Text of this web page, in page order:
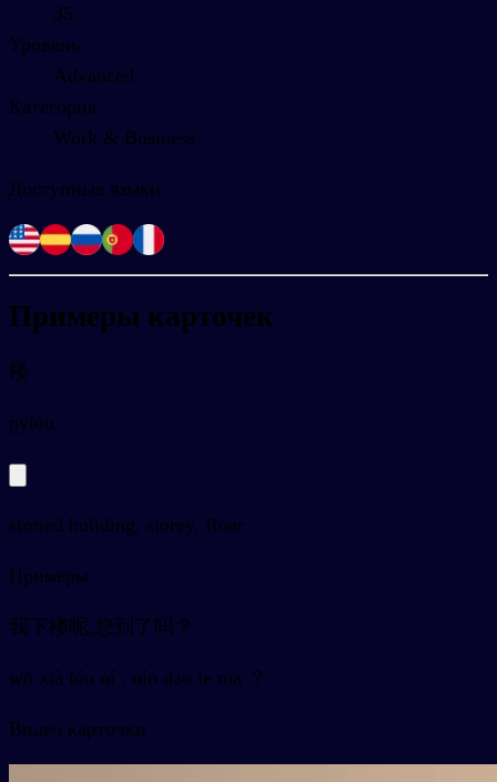
35
Уровень
Advanced
Категория
Work & Business
Доступные языки
Примеры карточек
楼
pylóu
storied building, storey, floor
Примеры
我下楼呢,您到了吗？
wǒ xià lóu ní , nín dào le ma ？
Видео карточки